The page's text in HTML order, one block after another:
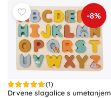
-8%
(1)
Drvene slagalice s umetanjem